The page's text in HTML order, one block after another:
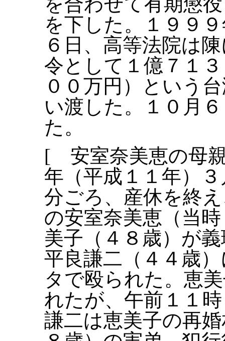
を下した。１９９
６日、高等法院は
令として１億７１
００万円）という
い渡した。１０月
た。
[ 安室奈美恵の母
年（平成１１年）
分ごろ、産休を終
の安室奈美恵（当
美子（４８歳）が
平良謙二（４４歳
タで殴られた。恵
れたが、午前１１
謙二は恵美子の再